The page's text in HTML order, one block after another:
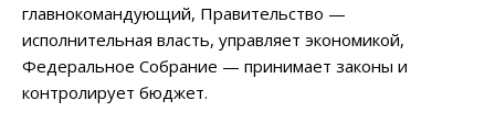
главнокомандующий, Правительство —
исполнительная власть, управляет экономикой,
Федеральное Собрание — принимает законы и
контролирует бюджет.